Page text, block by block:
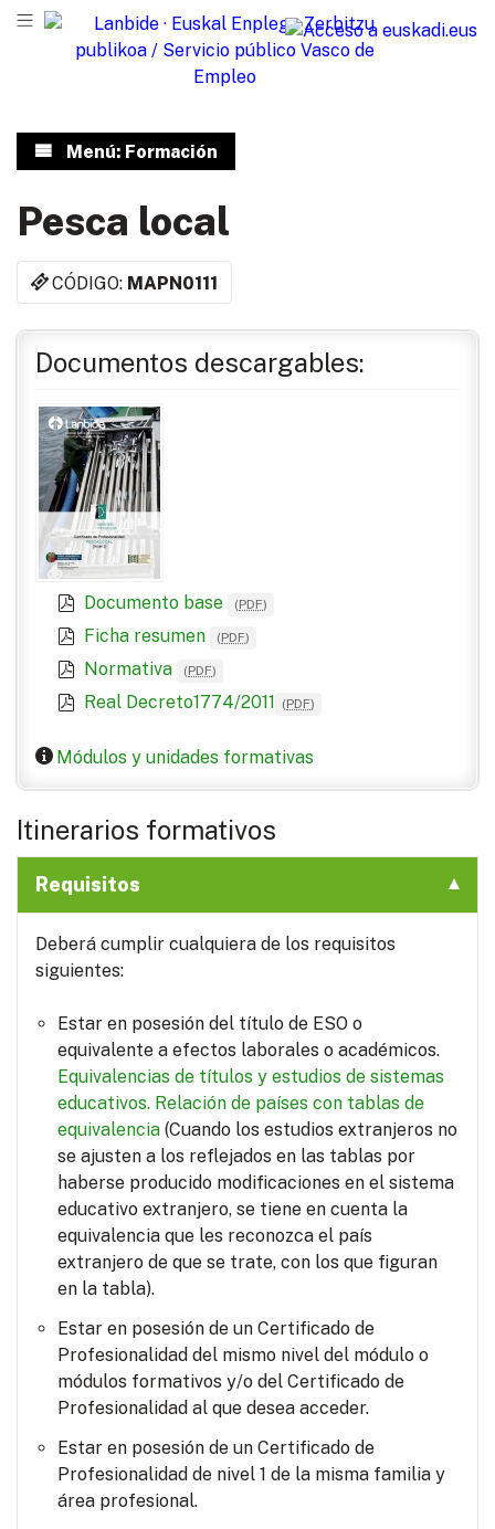
Menú: Formación
Pesca local
CÓDIGO: MAPN0111
Documentos descargables:
Documento base (PDF)
Ficha resumen (PDF)
Normativa (PDF)
Real Decreto1774/2011 (PDF)
Módulos y unidades formativas
Itinerarios formativos
Requisitos
Deberá cumplir cualquiera de los requisitos
siguientes:
Estar en posesión del título de ESO o
equivalente a efectos laborales o académicos.
Equivalencias de títulos y estudios de sistemas
educativos. Relación de países con tablas de
equivalencia (Cuando los estudios extranjeros no
se ajusten a los reflejados en las tablas por
haberse producido modificaciones en el sistema
educativo extranjero, se tiene en cuenta la
equivalencia que les reconozca el país
extranjero de que se trate, con los que figuran
en la tabla).
Estar en posesión de un Certificado de
Profesionalidad del mismo nivel del módulo o
módulos formativos y/o del Certificado de
Profesionalidad al que desea acceder.
Estar en posesión de un Certificado de
Profesionalidad de nivel 1 de la misma familia y
área profesional.